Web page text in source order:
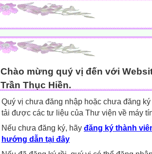
Chào mừng quý vị đến với
Trần Thục Hiền.
Quý vị chưa đăng nhập hoặc chưa đăng
tải được các tư liệu của Thư viện về máy
Nếu chưa đăng ký, hãy đăng ký thành
hướng dẫn tại đây